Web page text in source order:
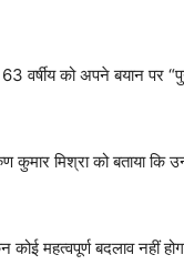
वर्षीय को अपने बयान पर
कुमार मिश्रा को बताया
महत्वपूर्ण बदलाव नहीं